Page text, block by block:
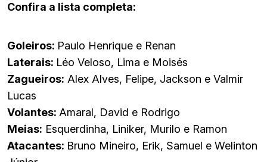
Confira a lista completa:
Goleiros: Paulo Henrique e Renan
Laterais: Léo Veloso, Lima e Moisés
Zagueiros: Alex Alves, Felipe, Jackson e Valmir
Lucas
Volantes: Amaral, David e Rodrigo
Meias: Esquerdinha, Liniker, Murilo e Ramon
Atacantes: Bruno Mineiro, Erik, Samuel e Welinton